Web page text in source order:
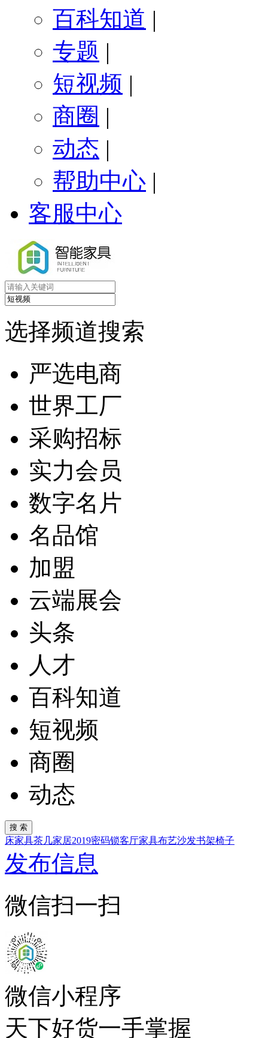
百科知道 |
专题 |
短视频 |
商圈 |
动态 |
帮助中心 |
客服中心
选择频道搜索
严选电商
世界工厂
采购招标
实力会员
数字名片
名品馆
加盟
云端展会
头条
人才
百科知道
短视频
商圈
动态
床家具茶几家居2019密码锁客厅家具布艺沙发书架椅子
发布信息
微信扫一扫
微信小程序
天下好货一手掌握